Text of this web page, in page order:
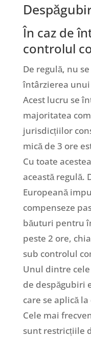
În caz de
controlul
De regulă, nu
întârzierea unui
Acest lucru se
majoritatea
jurisdicțiilor
mică de 3 ore
Cu toate
această regulă.
Europeană
compenseze
băuturi pentru
peste 2 ore,
sub controlul
Unul dintre
de despăgubiri
care se aplică
Cele mai
sunt restricțiile